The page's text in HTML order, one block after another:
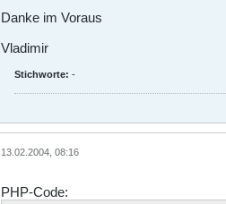
Danke im Voraus
Vladimir
Stichworte: -
13.02.2004, 08:16
PHP-Code: